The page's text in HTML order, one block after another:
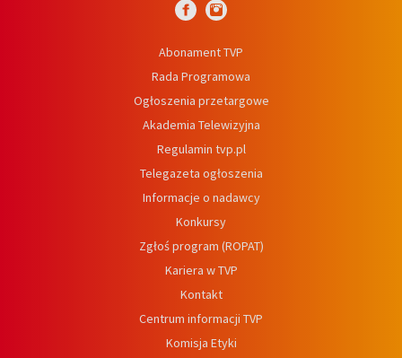
Abonament TVP
Rada Programowa
Ogłoszenia przetargowe
Akademia Telewizyjna
Regulamin tvp.pl
Telegazeta ogłoszenia
Informacje o nadawcy
Konkursy
Zgłoś program (ROPAT)
Kariera w TVP
Kontakt
Centrum informacji TVP
Komisja Etyki